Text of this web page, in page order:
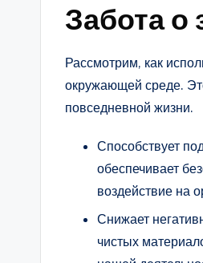
Забота
Рассмотрим, как
окружающей среде.
повседневной жизни.
Способствует
обеспечивает
воздействие на
Снижает
чистых